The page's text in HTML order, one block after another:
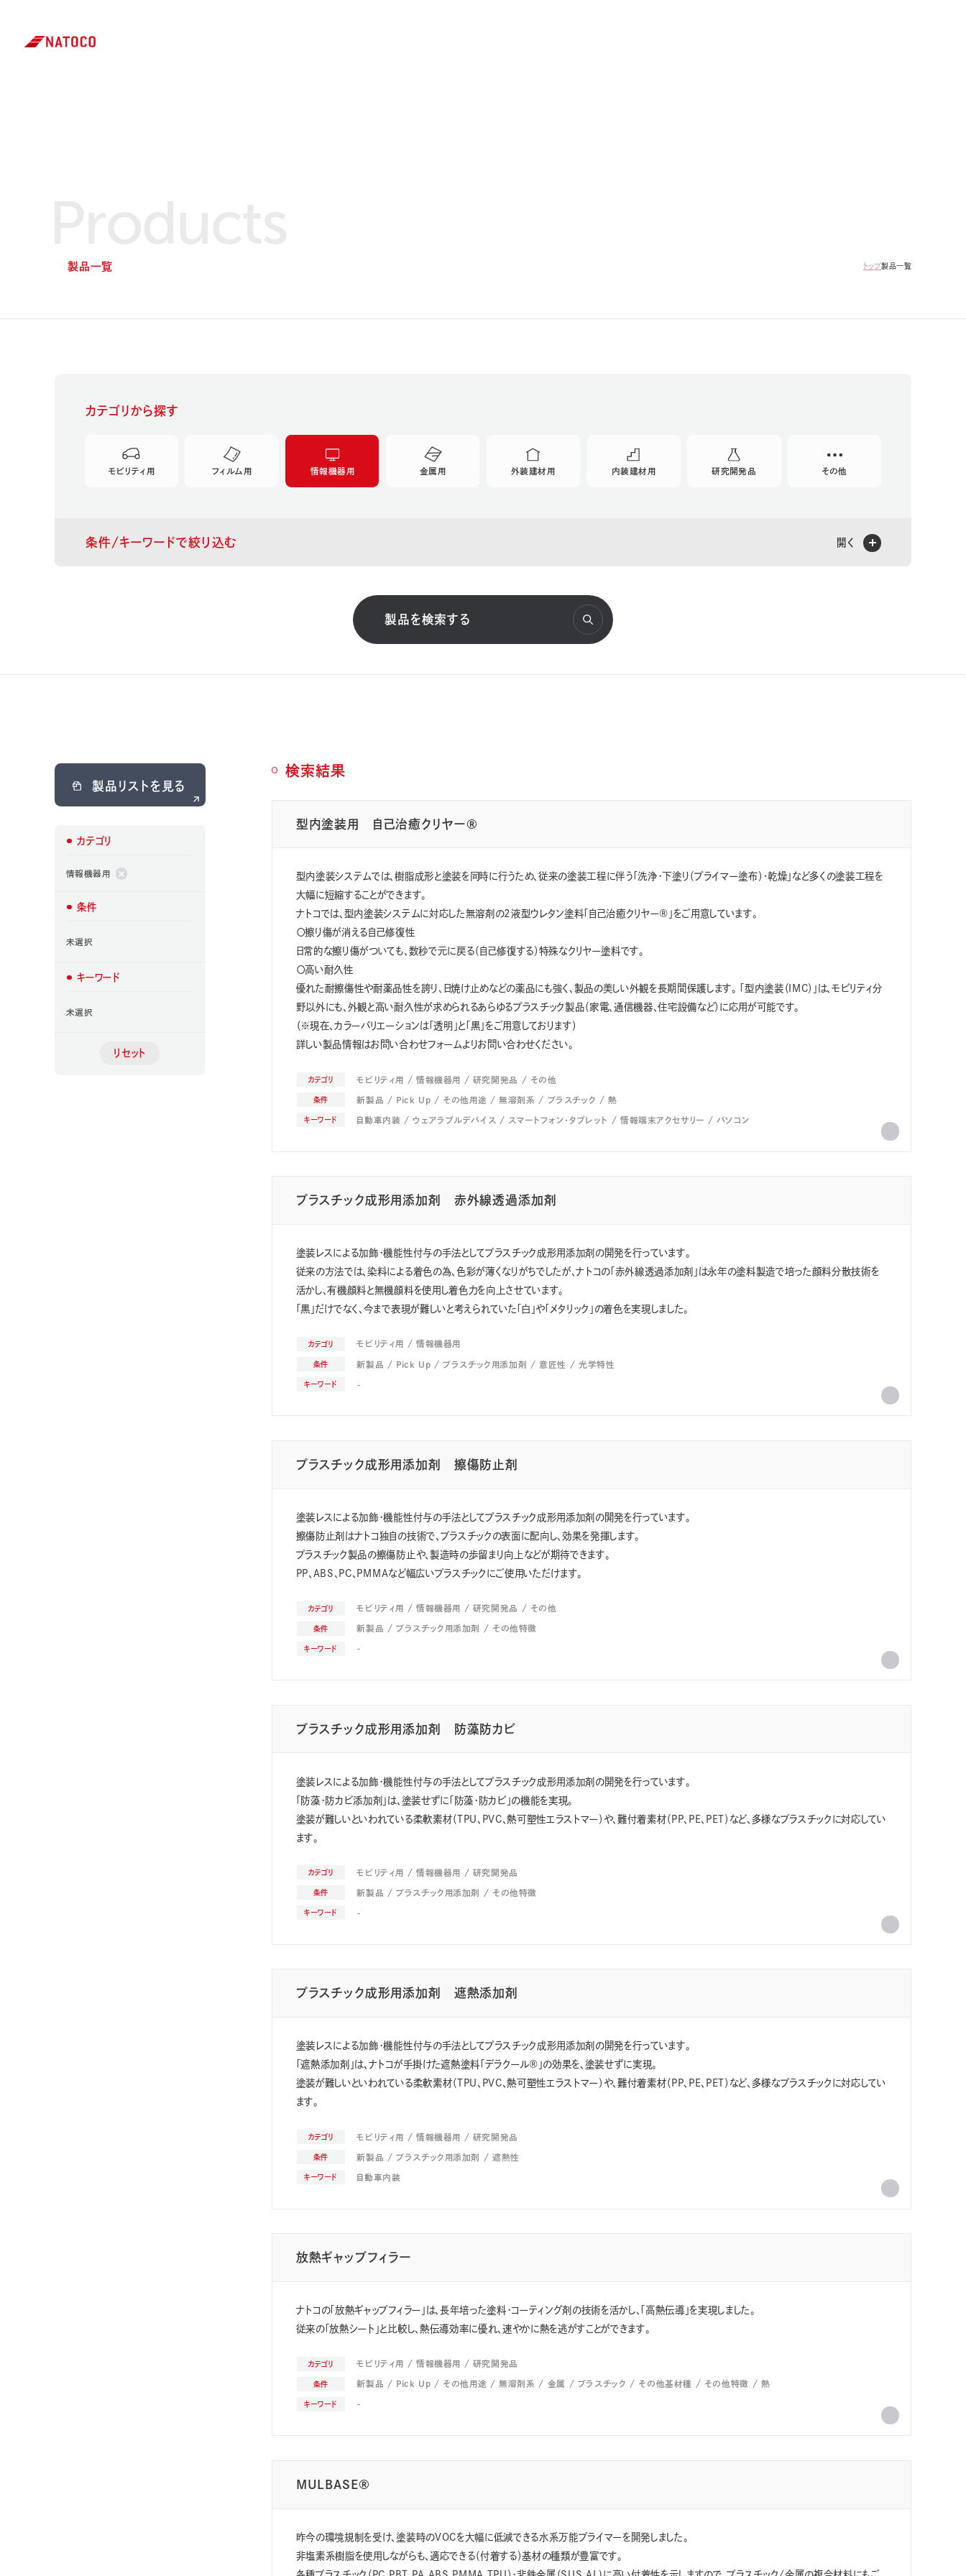
製品一覧 トップ製品一覧
カテゴリから探す
モビリティ用 フィルム用 情報機器用 金属用 外装建材用 内装建材用 研究開発品 その他
条件/キーワードで絞り込む
ナトコの遮熱塗料 スケルトン
基材種 プラスチック 無機素材
自己修復性 光学特性 防曇性 耐食性
常温
産業機械 建設機械 工作機械 鉄道 景観部材 オフィス家具 家庭用品
その他一般金属製品
外装部材 エクステリア部材 フローリング材 ⽊製住宅⽤部材
金属製自動車部品 光学フィルム ペイントプロテクションフィルム 加飾フィルム
製品を検索する
製品リストを見る
カテゴリ
情報機器用
条件
未選択
キーワード
未選択
検索結果
型内塗装用 自己治癒クリヤー®
型内塗装システムでは、樹脂成形と塗装を同時に行うため、従来の塗装工程に伴う「洗浄・下塗り（プライマー塗布）・乾燥」など多くの塗装工程を
大幅に短縮することができます。
ナトコでは、型内塗装システムに対応した無溶剤の2液型ウレタン塗料「自己治癒クリヤー®」をご用意しています。
〇擦り傷が消える自己修復性
日常的な擦り傷がついても、数秒で元に戻る（自己修復する）特殊なクリヤー塗料です。
〇高い耐久性
優れた耐擦傷性や耐薬品性を誇り、日焼け止めなどの薬品にも強く、製品の美しい外観を長期間保護します。 「型内塗装（IMC）」は、モビリティ分
野以外にも、外観と高い耐久性が求められるあらゆるプラスチック製品（家電、通信機器、住宅設備など）に応用が可能です。
（※現在、カラーバリエーションは「透明」と「黒」をご用意しております）
詳しい製品情報はお問い合わせフォームよりお問い合わせください。
カテゴリ モビリティ用 情報機器用 研究開発品 その他
条件 新製品 Pick Up その他用途 無溶剤系 プラスチック 熱
キーワード 自動車内装 ウェアラブルデバイス スマートフォン・タブレット 情報端末アクセサリー パソコン
プラスチック成形用添加剤 赤外線透過添加剤
塗装レスによる加飾・機能性付与の手法としてプラスチック成形用添加剤の開発を行っています。
従来の方法では、染料による着色の為、色彩が薄くなりがちでしたが、ナトコの「赤外線透過添加剤」は永年の塗料製造で培った顔料分散技術を
活かし、有機顔料と無機顔料を使用し着色力を向上させています。
「黒」だけでなく、今まで表現が難しいと考えられていた「白」や「メタリック」の着色を実現しました。
カテゴリ モビリティ用 情報機器用
条件 新製品 Pick Up プラスチック用添加剤 意匠性 光学特性
キーワード -
プラスチック成形用添加剤 擦傷防止剤
塗装レスによる加飾・機能性付与の手法としてプラスチック成形用添加剤の開発を行っています。
擦傷防止剤はナトコ独自の技術で、プラスチックの表面に配向し、効果を発揮します。
プラスチック製品の擦傷防止や、製造時の歩留まり向上などが期待できます。
PP、ABS、PC、PMMAなど幅広いプラスチックにご使用いただけます。
カテゴリ モビリティ用 情報機器用 研究開発品 その他
条件 新製品 プラスチック用添加剤 その他特徴
キーワード -
プラスチック成形用添加剤 防藻防カビ
塗装レスによる加飾・機能性付与の手法としてプラスチック成形用添加剤の開発を行っています。
「防藻・防カビ添加剤」は、塗装せずに「防藻・防カビ」の機能を実現。
塗装が難しいといわれている柔軟素材（TPU、PVC、熱可塑性エラストマー）や、難付着素材（PP、PE、PET）など、多様なプラスチックに対応してい
ます。
カテゴリ モビリティ用 情報機器用 研究開発品
条件 新製品 プラスチック用添加剤 その他特徴
キーワード -
プラスチック成形用添加剤 遮熱添加剤
塗装レスによる加飾・機能性付与の手法としてプラスチック成形用添加剤の開発を行っています。
「遮熱添加剤」は、ナトコが手掛けた遮熱塗料「デラクール®」の効果を、塗装せずに実現。
塗装が難しいといわれている柔軟素材（TPU、PVC、熱可塑性エラストマー）や、難付着素材（PP、PE、PET）など、多様なプラスチックに対応してい
ます。
カテゴリ モビリティ用 情報機器用 研究開発品
条件 新製品 プラスチック用添加剤 遮熱性
キーワード 自動車内装
放熱ギャップフィラー
ナトコの「放熱ギャップフィラー」は、長年培った塗料・コーティング剤の技術を活かし、「高熱伝導」を実現しました。
従来の「放熱シート」と比較し、熱伝導効率に優れ、速やかに熱を逃がすことができます。
カテゴリ モビリティ用 情報機器用 研究開発品
条件 新製品 Pick Up その他用途 無溶剤系 金属 プラスチック その他基材種 その他特徴 熱
キーワード -
MULBASE®
昨今の環境規制を受け、塗装時のVOCを大幅に低減できる水系万能プライマーを開発しました。
非塩素系樹脂を使用しながらも、適応できる（付着する）基材の種類が豊富です。